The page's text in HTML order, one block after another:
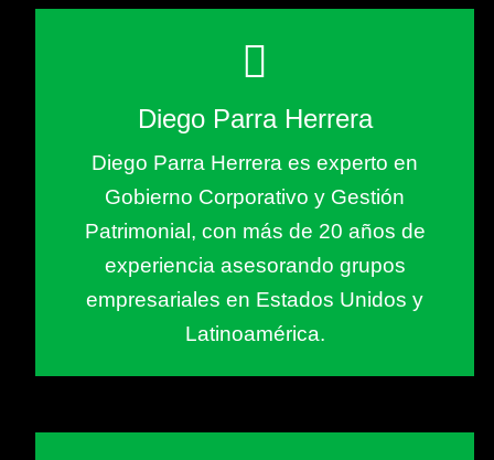
Diego Parra Herrera
Diego Parra Herrera es experto en
Gobierno Corporativo y Gestión
Patrimonial, con más de 20 años de
experiencia asesorando grupos
empresariales en Estados Unidos y
Latinoamérica.